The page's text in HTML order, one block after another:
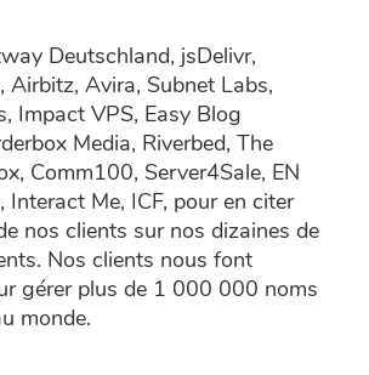
Deutschland, jsDelivr,
Airbitz, Avira, Subnet Labs,
Impact VPS, Easy Blog
Media, Riverbed, The
Comm100, Server4Sale, EN
Interact Me, ICF, pour en citer
nos clients sur nos dizaines de
Nos clients nous font
gérer plus de 1 000 000 noms
monde.